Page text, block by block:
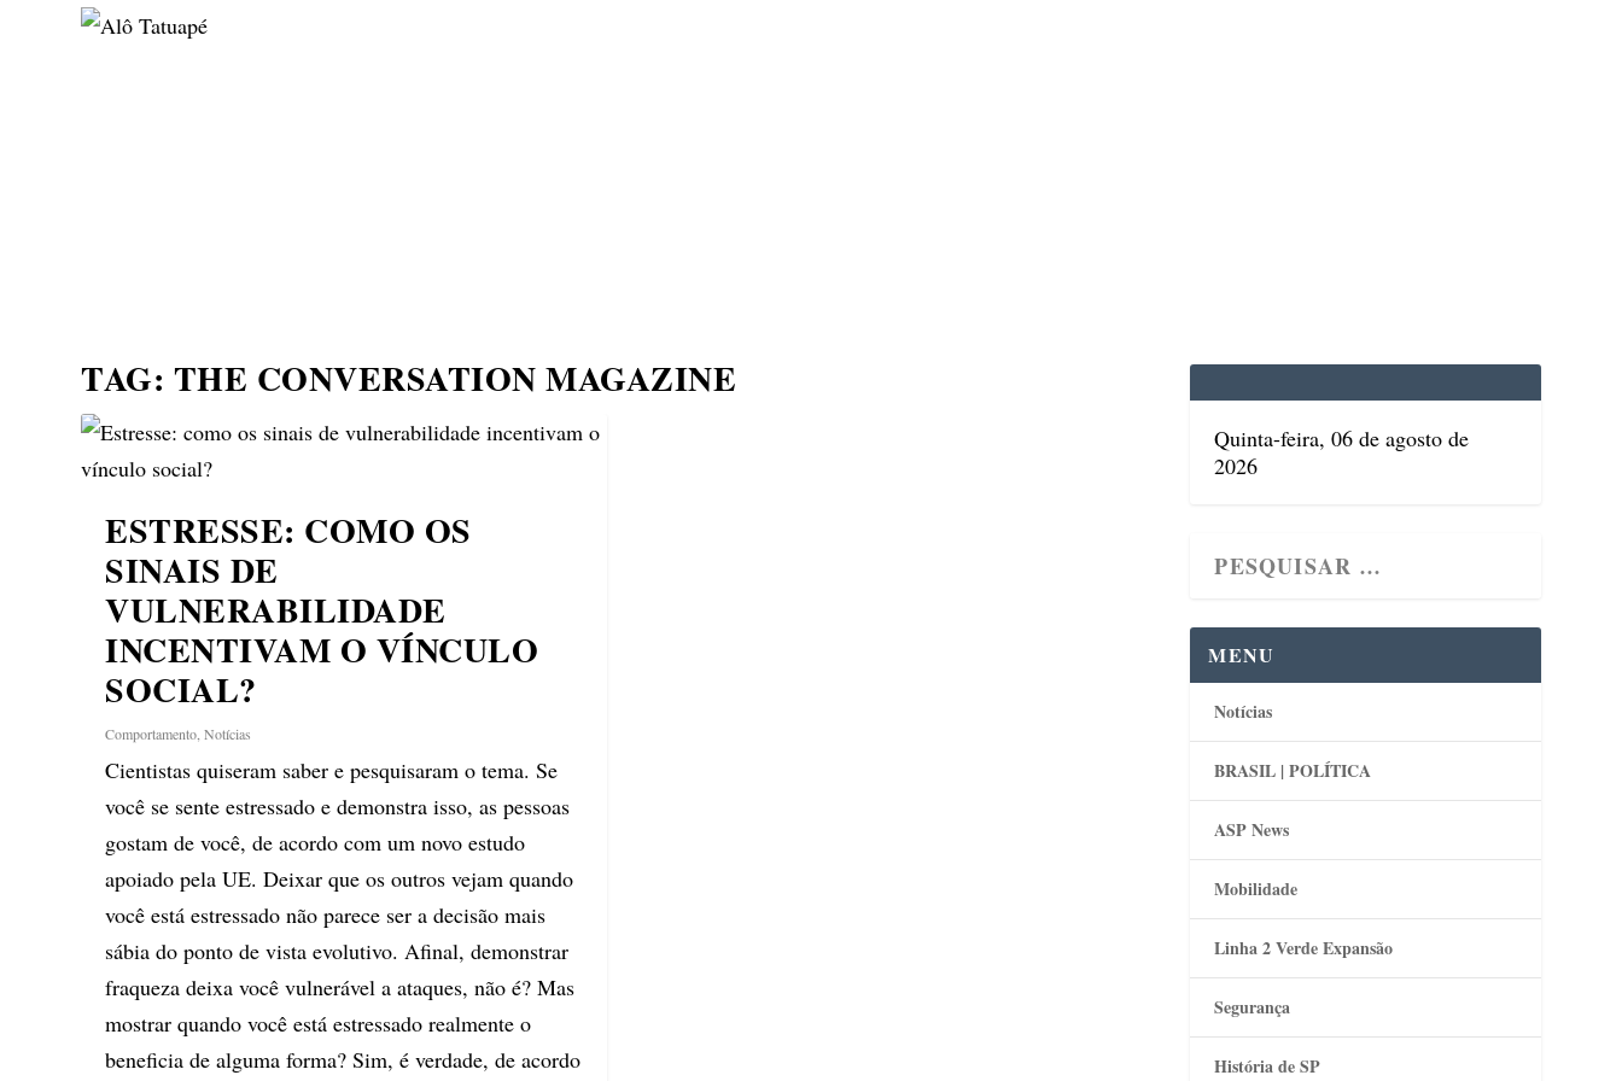
TAG: THE CONVERSATION MAGAZINE
ESTRESSE: COMO OS
SINAIS DE
VULNERABILIDADE
INCENTIVAM O VÍNCULO
SOCIAL?
Comportamento ,Notícias
Cientistas quiseram saber e pesquisaram o tema. Se
você se sente estressado e demonstra isso, as pessoas
gostam de você, de acordo com um novo estudo
apoiado pela UE. Deixar que os outros vejam quando
você está estressado não parece ser a decisão mais
sábia do ponto de vista evolutivo. Afinal, demonstrar
fraqueza deixa você vulnerável a ataques, não é? Mas
mostrar quando você está estressado realmente o
beneficia de alguma forma? Sim, é verdade, de acordo
Quinta-feira, 06 de agosto de
2026
MENU
Notícias
BRASIL | POLÍTICA
ASP News
Mobilidade
Linha 2 Verde Expansão
Segurança
História de SP